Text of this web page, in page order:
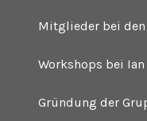
Mitglieder bei den
Workshops bei
Gründung der